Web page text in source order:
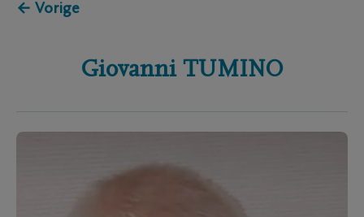
← Vorige
Giovanni TUMINO